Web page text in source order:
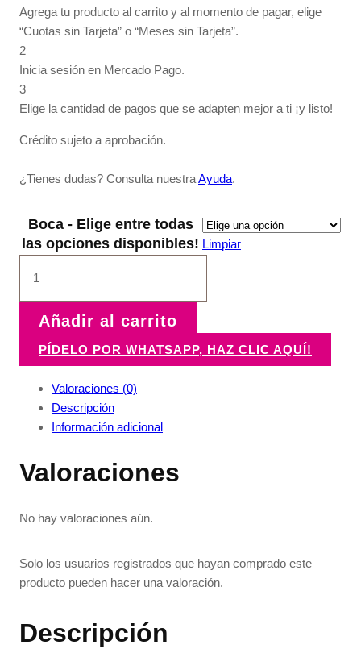
Agrega tu producto al carrito y al momento de pagar, elige
“Cuotas sin Tarjeta” o “Meses sin Tarjeta”.
2
Inicia sesión en Mercado Pago.
3
Elige la cantidad de pagos que se adapten mejor a ti ¡y listo!
Crédito sujeto a aprobación.
¿Tienes dudas? Consulta nuestraAyuda.
Boca - Elige entre todas
las opciones disponibles! Limpiar
cantidad
Añadir al carrito
PÍDELO POR WHATSAPP, HAZ CLIC AQUÍ!
Valoraciones (0)
Descripción
Información adicional
Valoraciones
No hay valoraciones aún.
Solo los usuarios registrados que hayan comprado este
producto pueden hacer una valoración.
Descripción